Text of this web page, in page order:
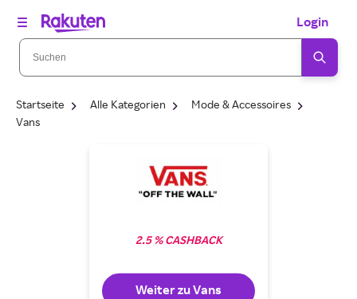
Login
Startseite Alle Kategorien
Mode & Accessoires
Vans
2.5 % CASHBACK
Weiter zu Vans